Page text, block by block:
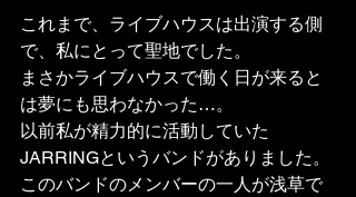
これまで、ライブハウスは出演する側
で、私にとって聖地でした。
まさかライブハウスで働く日が来ると
は夢にも思わなかった…。
以前私が精力的に活動していた
JARRINGというバンドがありました。
このバンドのメンバーの一人が浅草で